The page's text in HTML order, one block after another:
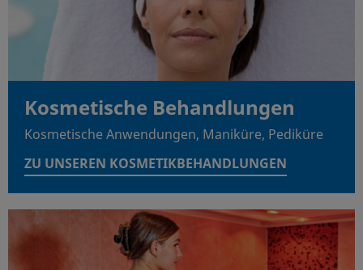
Kosmetische Behandlungen
Kosmetische Anwendungen, Maniküre, Pediküre
ZU UNSEREN KOSMETIKBEHANDLUNGEN